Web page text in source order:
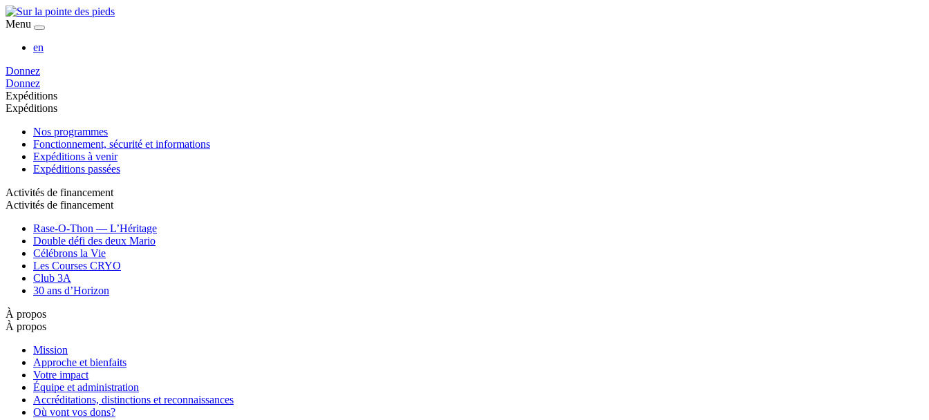
Menu
en
Donnez
Donnez
Expéditions
Expéditions
Nos programmes
Fonctionnement, sécurité et informations
Expéditions à venir
Expéditions passées
Activités de financement
Activités de financement
Rase-O-Thon — L’Héritage
Double défi des deux Mario
Célébrons la Vie
Les Courses CRYO
Club 3A
30 ans d’Horizon
À propos
À propos
Mission
Approche et bienfaits
Votre impact
Équipe et administration
Accréditations, distinctions et reconnaissances
Où vont vos dons?